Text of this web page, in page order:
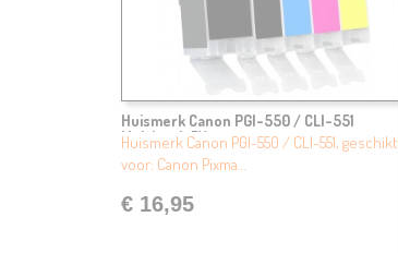
Huismerk Canon PGI-550 / CLI-551
Multipack 5X
Huismerk Canon PGI-550 / CLI-551, geschikt
voor: Canon Pixma…
€ 16,95